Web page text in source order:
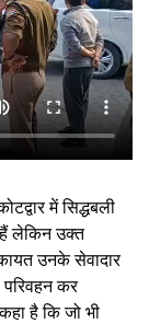
में सिद्धबली
लेकिन उक्त
उनके सेवादार
कर
है कि जो भी